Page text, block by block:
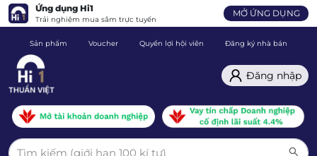
Ứng dụng Hi1
Trải nghiệm mua sắm trực tuyến
MỞ ỨNG DỤNG
Sản phẩm Voucher Quyền lợi hội viên Đăng ký nhà bán
Đăng nhập